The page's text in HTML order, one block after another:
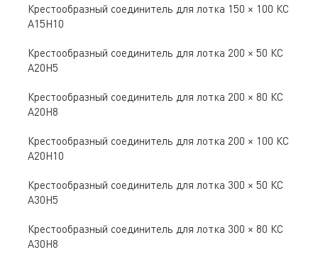
Крестообразный соединитель для лотка 150 × 100 КС
А15Н10
Крестообразный соединитель для лотка 200 × 50 КС
А20Н5
Крестообразный соединитель для лотка 200 × 80 КС
А20Н8
Крестообразный соединитель для лотка 200 × 100 КС
А20Н10
Крестообразный соединитель для лотка 300 × 50 КС
А30Н5
Крестообразный соединитель для лотка 300 × 80 КС
А30Н8